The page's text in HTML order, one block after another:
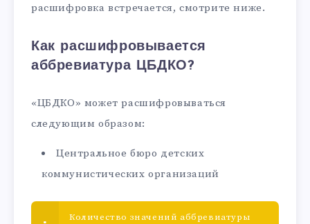
расшифровка встречается, смотрите ниже.
Как расшифровывается
аббревиатура ЦБДКО?
«ЦБДКО» может расшифровываться
следующим образом:
Центральное бюро детских
коммунистических организаций
Количество значений аббревиатуры